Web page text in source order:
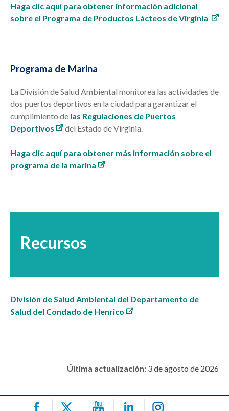
Haga clic aquí para obtener información adicional
sobre el Programa de Productos Lácteos de Virginia
Programa de Marina
La División de Salud Ambiental monitorea las actividades de
dos puertos deportivos en la ciudad para garantizar el
cumplimiento de las Regulaciones de Puertos
Deportivos
del Estado de Virginia.
Haga clic aquí para obtener más información sobre el
programa de la marina
Recursos
División de Salud Ambiental del Departamento de
Salud del Condado de Henrico
Última actualización: 3 de agosto de 2026